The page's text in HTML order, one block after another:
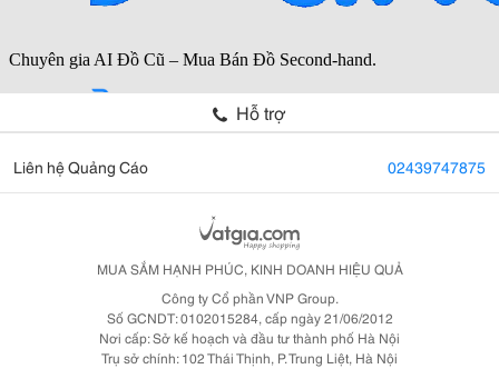
Hỗ trợ
Liên hệ Quảng Cáo 02439747875
MUA SẮM HẠNH PHÚC, KINH DOANH HIỆU QUẢ
Công ty Cổ phần VNP Group.
Số GCNDT: 0102015284, cấp ngày 21/06/2012
Nơi cấp: Sở kế hoạch và đầu tư thành phố Hà Nội
Trụ sở chính: 102 Thái Thịnh, P. Trung Liệt, Hà Nội